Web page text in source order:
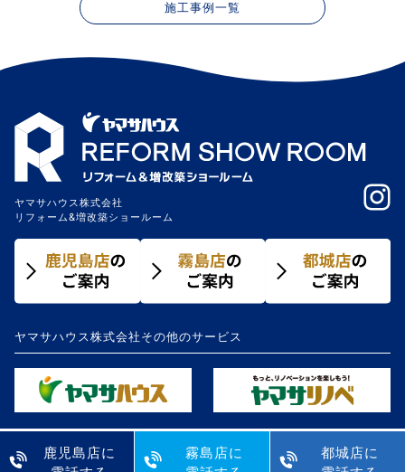
施工事例一覧
ヤマサハウス株式会社
リフォーム&増改築ショールーム
ヤマサハウス株式会社その他のサービス
鹿児島店に
霧島店に
都城店に